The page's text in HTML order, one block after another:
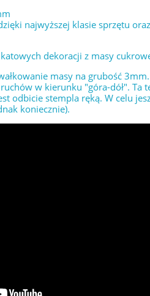
najwyższej klasie sprzętu
dekoracji z masy
masy na grubość
w kierunku "góra-dół".
odbicie stempla ręką. W celu
koniecznie).